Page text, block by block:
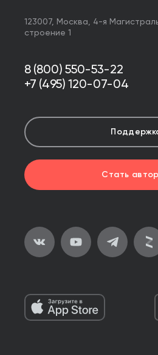
123007, Москва, 4-я
строение 1
8 (800) 550-53-22
+7 (495) 120-07-04
Стать